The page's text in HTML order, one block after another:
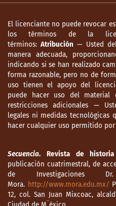
El licenciante no puede revocar
los términos de la
términos: Atribución — Usted
manera adecuada,
indicando si se han realizado
forma razonable, pero no de
uso tienen el apoyo del
puede hacer uso del material
restricciones adicionales —
legales ni medidas tecnológicas
hacer cualquier uso permitido
Secuencia. Revista de
publicación cuatrimestral, de
de Investigaciones
Mora. http://www.mora.edu.mx/
12, col. San Juan Mixcoac,